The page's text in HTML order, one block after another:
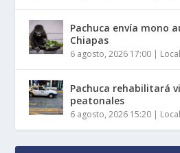
Pachuca envía mono
Chiapas
6 agosto, 2026 17:00 | Local
Pachuca rehabilitará
peatonales
6 agosto, 2026 15:20 | Local